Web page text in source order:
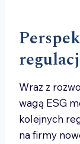
Wraz z
wagą ESG
kolejnych
na firmy